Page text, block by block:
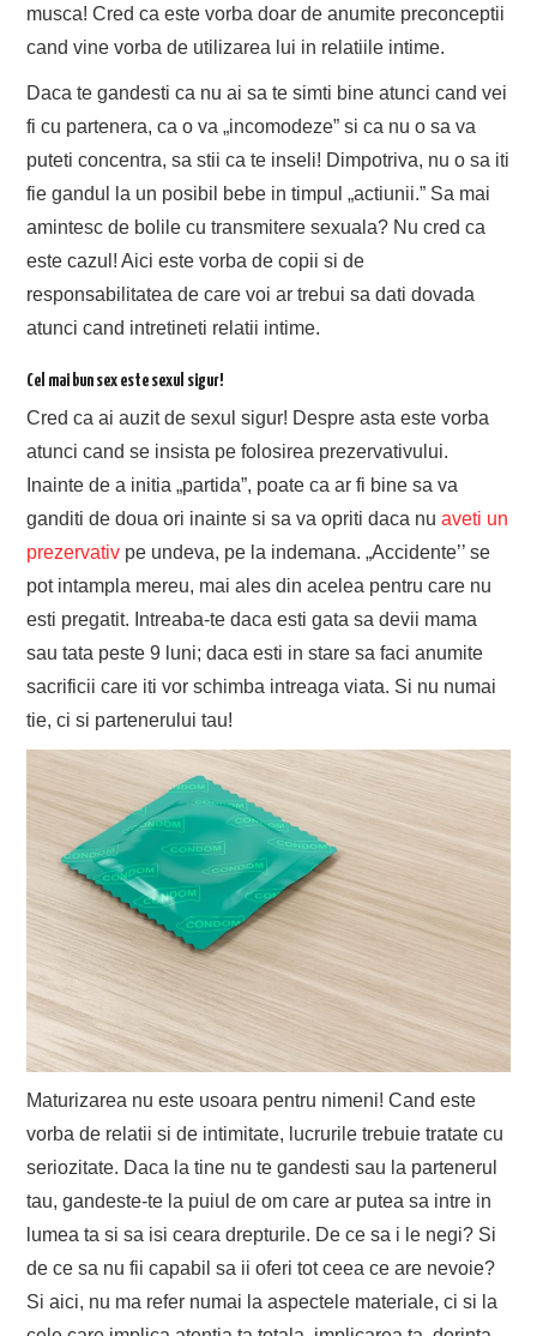
musca! Cred ca este vorba doar de anumite preconceptii
cand vine vorba de utilizarea lui in relatiile intime.
Daca te gandesti ca nu ai sa te simti bine atunci cand vei
fi cu partenera, ca o va „incomodeze” si ca nu o sa va
puteti concentra, sa stii ca te inseli! Dimpotriva, nu o sa iti
fie gandul la un posibil bebe in timpul „actiunii.” Sa mai
amintesc de bolile cu transmitere sexuala? Nu cred ca
este cazul! Aici este vorba de copii si de
responsabilitatea de care voi ar trebui sa dati dovada
atunci cand intretineti relatii intime.
Cel mai bun sex este sexul sigur!
Cred ca ai auzit de sexul sigur! Despre asta este vorba
atunci cand se insista pe folosirea prezervativului.
Inainte de a initia „partida”, poate ca ar fi bine sa va
ganditi de doua ori inainte si sa va opriti daca nuaveti un
prezervativ pe undeva, pe la indemana. „Accidente’’ se
pot intampla mereu, mai ales din acelea pentru care nu
esti pregatit. Intreaba-te daca esti gata sa devii mama
sau tata peste 9 luni; daca esti in stare sa faci anumite
sacrificii care iti vor schimba intreaga viata. Si nu numai
tie, ci si partenerului tau!
Maturizarea nu este usoara pentru nimeni! Cand este
vorba de relatii si de intimitate, lucrurile trebuie tratate cu
seriozitate. Daca la tine nu te gandesti sau la partenerul
tau, gandeste-te la puiul de om care ar putea sa intre in
lumea ta si sa isi ceara drepturile. De ce sa i le negi? Si
de ce sa nu fii capabil sa ii oferi tot ceea ce are nevoie?
Si aici, nu ma refer numai la aspectele materiale, ci si la